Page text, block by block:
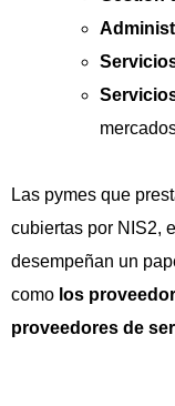
Las pymes que
cubiertas por NIS2,
desempeñan un
como los
proveedores de